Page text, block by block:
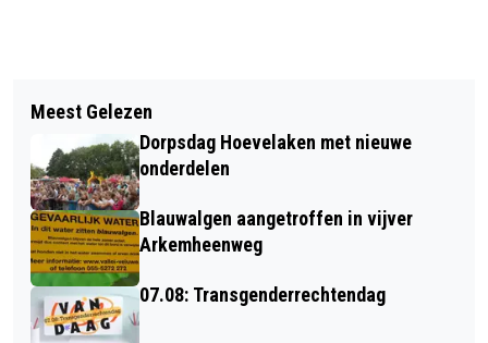
STICHTING WIL KANSEN BIEDEN AAN
KINDEREN
BUSINESSCLUB VAN SPARTA NIJKERK
MOET OP ZOEK NAAR NIEUWE
VOORZITTER
Meest Gelezen
Dorpsdag Hoevelaken met nieuwe
onderdelen
Blauwalgen aangetroffen in vijver
Arkemheenweg
07.08: Transgenderrechtendag